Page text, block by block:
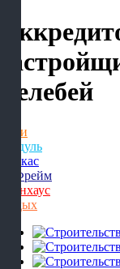
Белебей
Бани
Модуль
Каркас
А-Фрейм
Барнхаус
Отдых